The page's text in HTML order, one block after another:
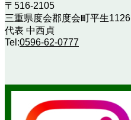
〒516-2105
三重県度会郡度会町平生1126
代表 中西貞
Tel:0596-62-0777